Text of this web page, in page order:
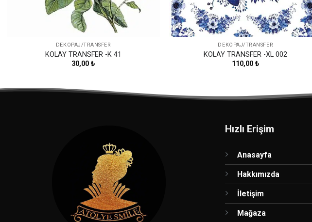
DEKOPAJ/TRANSFER
KOLAY TRANSFER -K 41
30,00₺
DEKOPAJ/TRANSFER
KOLAY TRANSFER -XL 002
110,00 ₺
Hızlı Erişim
Anasayfa
Hakkımızda
İletişim
Mağaza